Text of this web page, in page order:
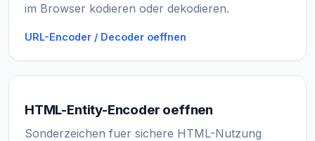
im Browser kodieren oder dekodieren.
URL-Encoder / Decoder oeffnen
HTML-Entity-Encoder oeffnen
Sonderzeichen fuer sichere HTML-Nutzung